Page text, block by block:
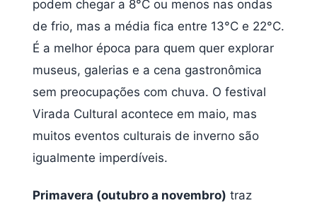
podem chegar a 8°C ou menos nas ondas
de frio, mas a média fica entre 13°C e 22°C.
É a melhor época para quem quer explorar
museus, galerias e a cena gastronômica
sem preocupações com chuva. O festival
Virada Cultural acontece em maio, mas
muitos eventos culturais de inverno são
igualmente imperdíveis.
Primavera (outubro a novembro) traz